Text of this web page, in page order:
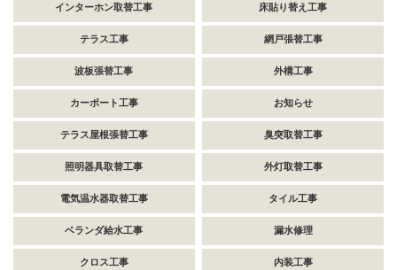
インターホン取替工事 床貼り替え工事
テラス工事 網戸張替工事
波板張替工事 外構工事
カーポート工事 お知らせ
テラス屋根張替工事 臭突取替工事
照明器具取替工事 外灯取替工事
電気温水器取替工事 タイル工事
ベランダ給水工事 漏水修理
クロス工事 内装工事